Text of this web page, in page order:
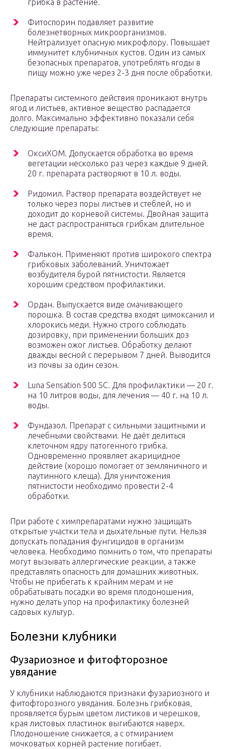
грибка в растение.
Фитоспорин подавляет развитие
болезнетворных микроорганизмов.
Нейтрализует опасную микрофлору. Повышает
иммунитет клубничных кустов. Один из самых
безопасных препаратов, употреблять ягоды в
пищу можно уже через 2-3 дня после обработки.
Препараты системного действия проникают внутрь
ягод и листьев, активное вещество распадается
долго. Максимально эффективно показали себя
следующие препараты:
ОксиХОМ. Допускается обработка во время
вегетации несколько раз через каждые 9 дней.
20 г. препарата растворяют в 10 л. воды.
Ридомил. Раствор препарата воздействует не
только через поры листьев и стеблей, но и
доходит до корневой системы. Двойная защита
не даст распространяться грибкам длительное
время.
Фалькон. Применяют против широкого спектра
грибковых заболеваний. Уничтожает
возбудителя бурой пятнистости. Является
хорошим средством профилактики.
Ордан. Выпускается виде смачивающего
порошка. В состав средства входят цимоксанил и
хлорокись меди. Нужно строго соблюдать
дозировку, при применении больших доз
возможен ожог листьев. Обработку делают
дважды весной с перерывом 7 дней. Выводится
из почвы за один сезон.
Luna Sensation 500 SC. Для профилактики — 20 г.
на 10 литров воды, для лечения — 40 г. на 10 л.
воды.
Фундазол. Препарат с сильными защитными и
лечебными свойствами. Не даёт делиться
клеточном ядру патогенного грибка.
Одновременно проявляет акарицидное
действие (хорошо помогает от земляничного и
паутинного клеща). Для уничтожения
пятнистости необходимо провести 2-4
обработки.
При работе с химпрепаратами нужно защищать
открытые участки тела и дыхательные пути. Нельзя
допускать попадания фунгицидов в организм
человека. Необходимо помнить о том, что препараты
могут вызывать аллергические реакции, а также
представлять опасность для домашних животных.
Чтобы не прибегать к крайним мерам и не
обрабатывать посадки во время плодоношения,
нужно делать упор на профилактику болезней
садовых культур.
Болезни клубники
Фузариозное и фитофторозное
увядание
У клубники наблюдаются признаки фузариозного и
фитофторозного увядания. Болезнь грибковая,
проявляется бурым цветом листиков и черешков,
края листовых пластинок выгибаются наверх.
Плодоношение снижается, а с отмиранием
мочковатых корней растение погибает.